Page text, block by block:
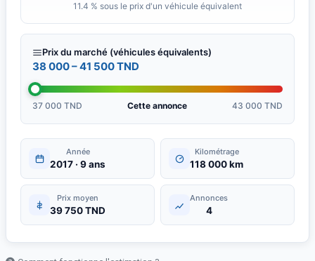
11.4 % sous le prix d'un véhicule équivalent
Prix du marché (véhicules équivalents)
38 000 – 41 500 TND
37 000 TND Cette annonce 43 000 TND
Année
2017 · 9 ans
Kilométrage
118 000 km
Prix moyen
39 750 TND
Annonces
4